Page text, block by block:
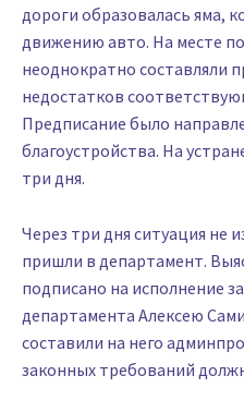
дороги образовалась яма,
движению авто. На месте
неоднократно составляли
недостатков
Предписание было
благоустройства. На
три дня.
Через три дня ситуация не
пришли в департамент.
подписано на исполнение
департамента Алексею
составили на него
законных требований